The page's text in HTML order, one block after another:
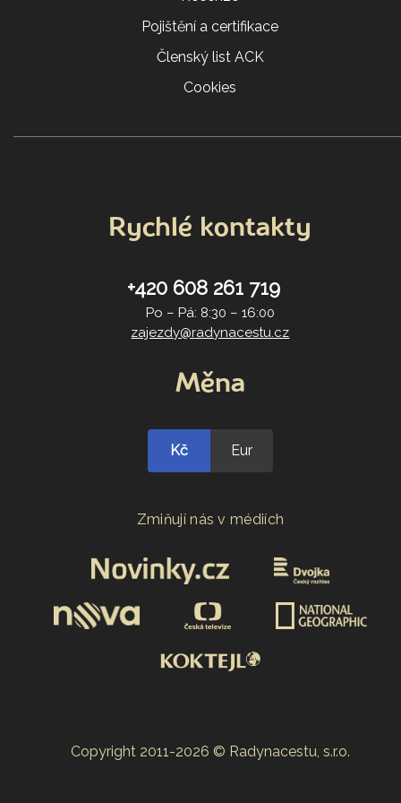
Pojištění a certifikace
Členský list ACK
Cookies
Rychlé kontakty
+420 608 261 719
Po – Pá: 8:30 – 16:00
zajezdy@radynacestu.cz
Měna
Kč Eur
Zmiňují nás v médiích
Copyright 2011-2026 © Radynacestu, s.r.o.